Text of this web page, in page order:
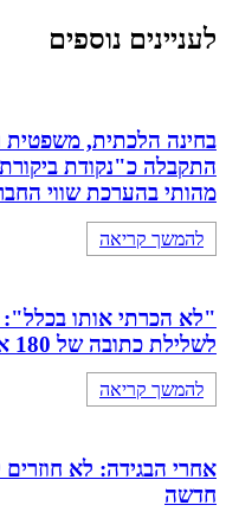
לעניינים נוספים
בחינה הלכתית, משפטית
התקבלה כ"נקודת
מהותי בהערכת שווי
להמשך קריאה
"לא הכרתי אותו
לשלילת כתובה של 180 אלף שקל
להמשך קריאה
אחרי הבגידה: לא חוזרים
חדשה